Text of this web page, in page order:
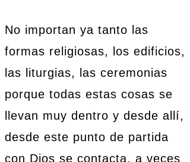
No importan ya tanto las
formas religiosas, los edificios,
las liturgias, las ceremonias
porque todas estas cosas se
llevan muy dentro y desde allí,
desde este punto de partida
con Dios se contacta, a veces